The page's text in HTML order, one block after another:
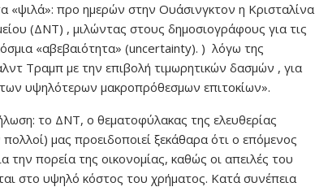
«ψιλά»: προ ημερών στην Ουάσινγκτον η Κρισταλίνα
(ΔΝΤ) , μιλώντας στους δημοσιογράφους για τις
«αβεβαιότητα» (uncertainty). ) λόγω της
Τραμπ με την επιβολή τιμωρητικών δασμών , για
υψηλότερων μακροπρόθεσμων επιτοκίων».
το ΔΝΤ, ο θεματοφύλακας της ελευθερίας
μας προειδοποιεί ξεκάθαρα ότι ο επόμενος
πορεία της οικονομίας, καθώς οι απειλές του
στο υψηλό κόστος του χρήματος. Κατά συνέπεια